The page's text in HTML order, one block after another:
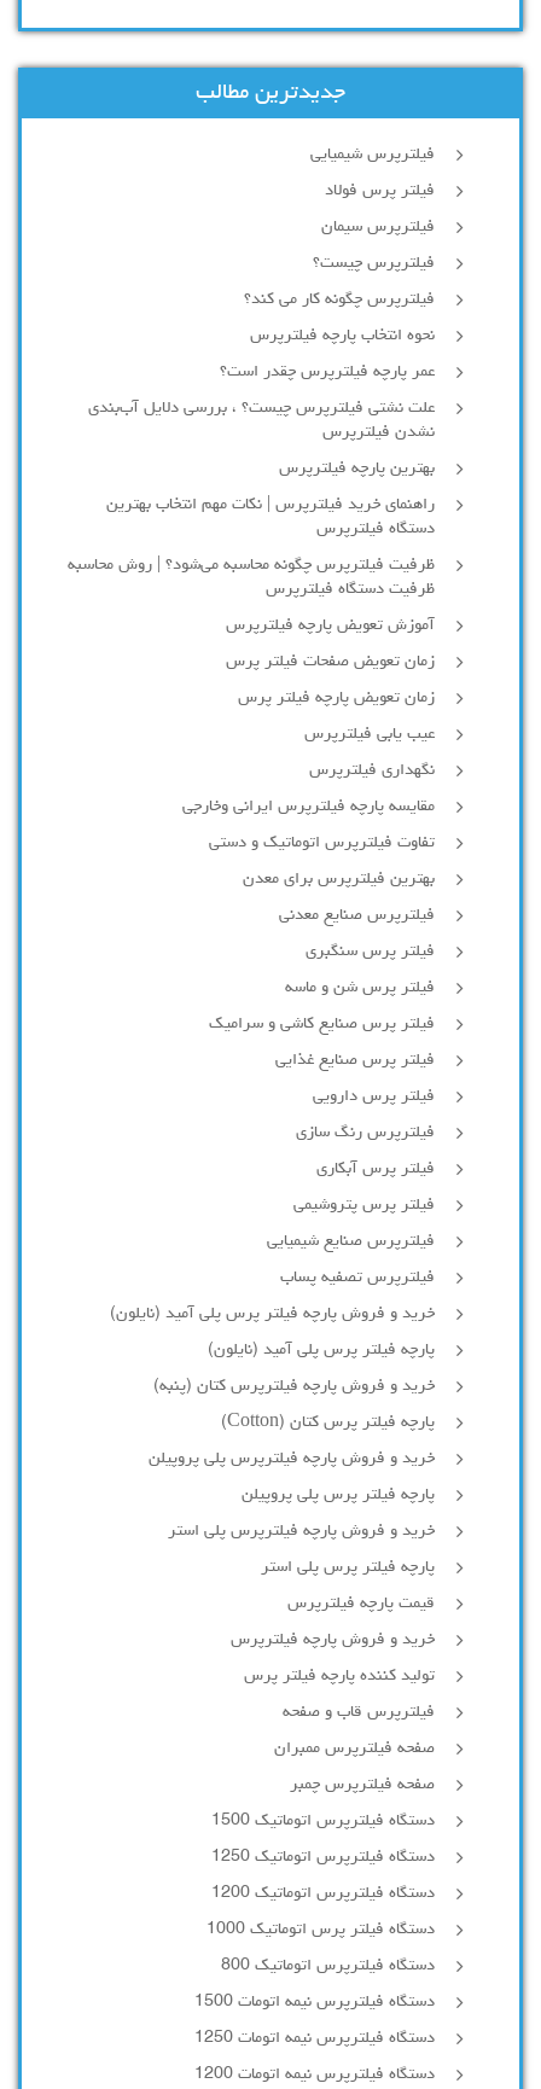
جدیدترین مطالب
فیلترپرس شیمیایی
فیلتر پرس فولاد
فیلترپرس سیمان
فیلترپرس چیست؟
فیلترپرس چگونه کار می کند؟
نحوه انتخاب پارچه فیلترپرس
عمر پارچه فیلترپرس چقدر است؟
علت نشتی فیلترپرس چیست؟ ، بررسی دلایل آب‌بندی
نشدن فیلترپرس
بهترین پارچه فیلترپرس
راهنمای خرید فیلترپرس | نکات مهم انتخاب بهترین
دستگاه فیلترپرس
ظرفیت فیلترپرس چگونه محاسبه می‌شود؟ | روش محاسبه
ظرفیت دستگاه فیلترپرس
آموزش تعویض پارچه فیلترپرس
زمان تعویض صفحات فیلتر پرس
زمان تعویض پارچه فیلتر پرس
عیب یابی فیلترپرس
نگهداری فیلترپرس
مقایسه پارچه فیلترپرس ایرانی وخارجی
تفاوت فیلترپرس اتوماتیک و دستی
بهترین فیلترپرس برای معدن
فیلترپرس صنایع معدنی
فیلتر پرس سنگبری
فیلتر پرس شن و ماسه
فیلتر پرس صنایع کاشی و سرامیک
فیلتر پرس صنایع غذایی
فیلتر پرس دارویی
فیلترپرس رنگ سازی
فیلتر پرس آبکاری
فیلتر پرس پتروشیمی
فیلترپرس صنایع شیمیایی
فیلترپرس تصفیه پساب
خرید و فروش پارچه فیلتر پرس پلی آمید (نایلون)
پارچه فیلتر پرس پلی آمید (نایلون)
خرید و فروش پارچه فیلترپرس کتان (پنبه)
پارچه فیلتر پرس کتان (Cotton)
خرید و فروش پارچه فیلترپرس پلی پروپیلن
پارچه فیلتر پرس پلی پروپیلن
خرید و فروش پارچه فیلترپرس پلی استر
پارچه فیلتر پرس پلی استر
قیمت پارچه فیلترپرس
خرید و فروش پارچه فیلترپرس
تولید کننده پارچه فیلتر پرس
فیلترپرس قاب و صفحه
صفحه فیلترپرس ممبران
صفحه فیلترپرس چمبر
دستگاه فیلترپرس اتوماتیک 1500
دستگاه فیلترپرس اتوماتیک 1250
دستگاه فیلترپرس اتوماتیک 1200
دستگاه فیلتر پرس اتوماتیک 1000
دستگاه فیلترپرس اتوماتیک 800
دستگاه فیلترپرس نیمه اتومات 1500
دستگاه فیلترپرس نیمه اتومات 1250
دستگاه فیلترپرس نیمه اتومات 1200